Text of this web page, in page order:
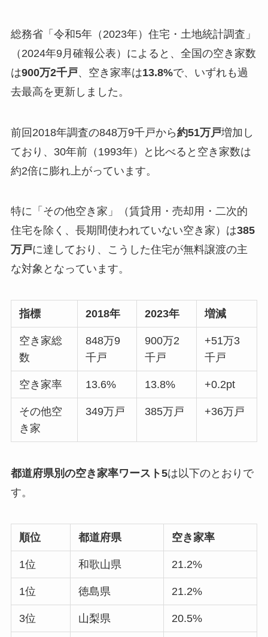
総務省「令和5年（2023年）住宅・土地統計調査」
（2024年9月確報公表）によると、全国の空き家数
は900万2千戸、空き家率は13.8%で、いずれも過
去最高を更新しました。
前回2018年調査の848万9千戸から約51万戸増加し
ており、30年前（1993年）と比べると空き家数は
約2倍に膨れ上がっています。
特に「その他空き家」（賃貸用・売却用・二次的
住宅を除く、長期間使われていない空き家）は385
万戸に達しており、こうした住宅が無料譲渡の主
な対象となっています。
指標 2018年 2023年 増減
空き家総
数
848万9
千戸
900万2
千戸
+51万3
千戸
空き家率 13.6% 13.8% +0.2pt
その他空
き家
349万戸 385万戸 +36万戸
都道府県別の空き家率ワースト5は以下のとおりで
す。
順位 都道府県 空き家率
1位 和歌山県 21.2%
1位 徳島県 21.2%
3位 山梨県 20.5%